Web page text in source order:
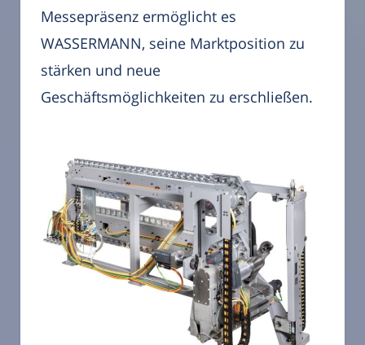
Messepräsenz ermöglicht es
WASSERMANN, seine Marktposition zu
stärken und neue
Geschäftsmöglichkeiten zu erschließen.